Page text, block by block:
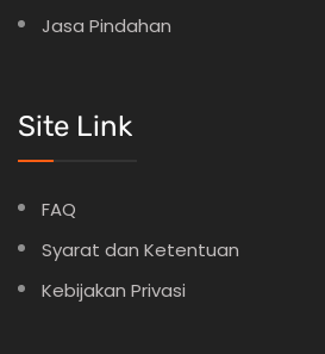
Jasa Pindahan
Site Link
FAQ
Syarat dan Ketentuan
Kebijakan Privasi